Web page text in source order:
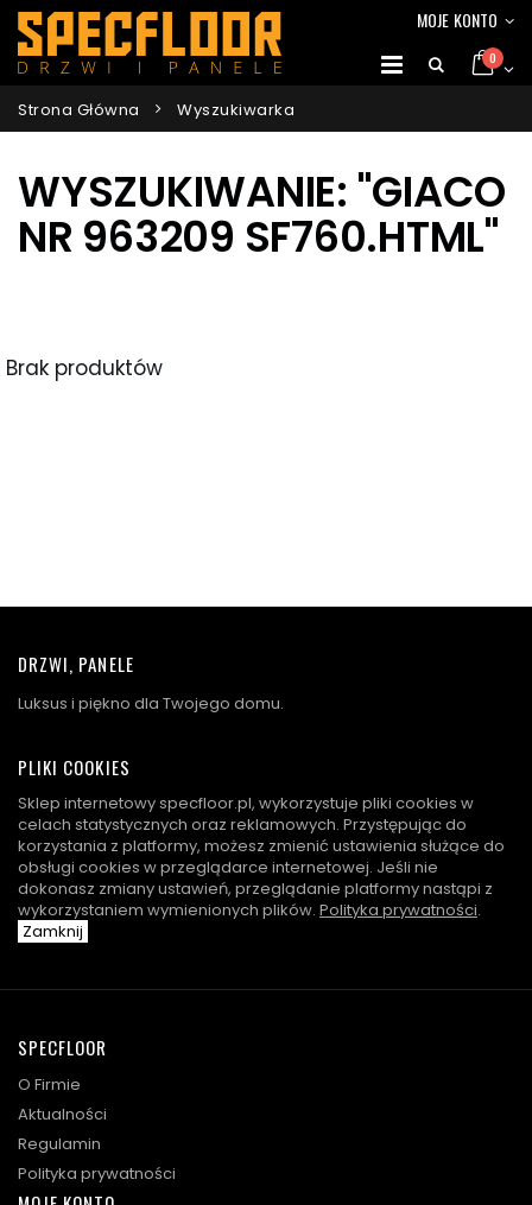
MOJE KONTO
0
Strona Główna Wyszukiwarka
WYSZUKIWANIE: "GIACO
NR 963209 SF760.HTML"
Brak produktów
DRZWI, PANELE
Luksus i piękno dla Twojego domu.
PLIKI COOKIES
Sklep internetowy specfloor.pl, wykorzystuje pliki cookies w
celach statystycznych oraz reklamowych. Przystępując do
korzystania z platformy, możesz zmienić ustawienia służące do
obsługi cookies w przeglądarce internetowej. Jeśli nie
dokonasz zmiany ustawień, przeglądanie platformy nastąpi z
wykorzystaniem wymienionych plików. Polityka prywatności.
Zamknij
SPECFLOOR
O Firmie
Aktualności
Regulamin
Polityka prywatności